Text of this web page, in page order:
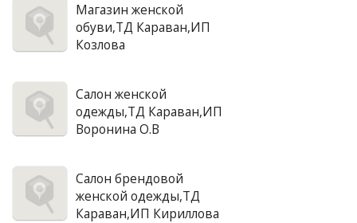
Магазин женской
обуви,ТД Караван,ИП
Козлова
Салон женской
одежды,ТД Караван,ИП
Воронина О.В
Салон брендовой
женской одежды,ТД
Караван,ИП Кириллова